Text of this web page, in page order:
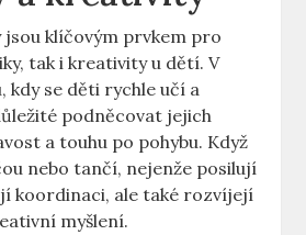
jsou klíčovým prvkem pro
tak i kreativity u dětí. V
kdy se děti rychle učí a
podněcovat jejich
a touhu po pohybu. Když
nebo tančí, nejenže posilují
koordinaci, ale také rozvíjejí
myšlení.